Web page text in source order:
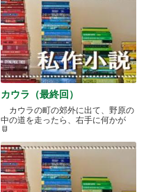
カウラ（最終回）
カウラの町の郊外に出て、野原の
中の道を走ったら、右手に何かが
見.....